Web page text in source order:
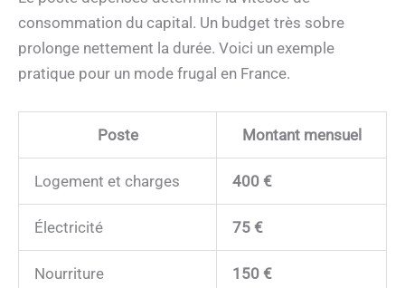
consommation du capital. Un budget très sobre
prolonge nettement la durée. Voici un exemple
pratique pour un mode frugal en France.
Poste Montant mensuel
Logement et charges 400 €
Électricité 75 €
Nourriture 150 €